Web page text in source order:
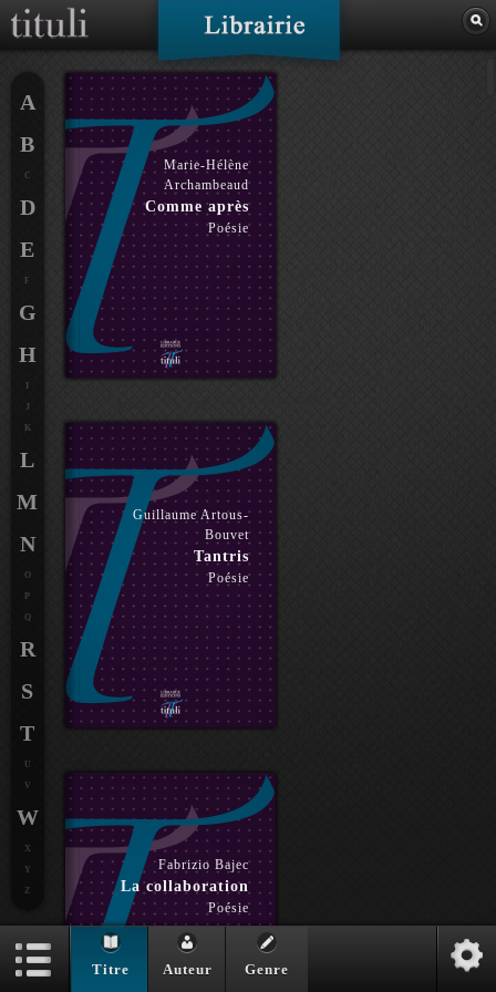
Marie-Hélène
Archambeaud
Comme après
Poésie
Guillaume Artous-
Bouvet
Tantris
Poésie
Fabrizio Bajec
La collaboration
Poésie
A
B
C
D
E
F
G
H
K
L
M
N
O
P
Q
R
S
T
U
V
W
X
Y
Z
Titre Auteur Genre